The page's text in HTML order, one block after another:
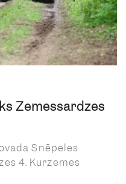
Zemessardzes
Snēpeles
4. Kurzemes